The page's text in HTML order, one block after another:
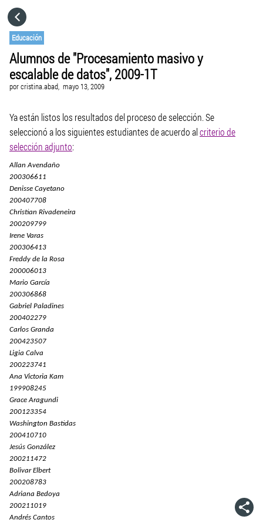
Educación
Alumnos de "Procesamiento masivo y
escalable de datos", 2009-1T
porcristina.abad, mayo 13, 2009
Ya están listos los resultados del proceso de selección. Se
seleccionó a los siguientes estudiantes de acuerdo alcriterio de
selección adjunto:
Allan Avendaño
200306611
Denisse Cayetano
200407708
Christian Rivadeneira
200209799
Irene Varas
200306413
Freddy de la Rosa
200006013
Mario García
200306868
Gabriel Paladines
200402279
Carlos Granda
200423507
Ligia Calva
200223741
Ana Victoria Kam
199908245
Grace Aragundi
200123354
Washington Bastidas
200410710
Jesús González
200211472
Bolivar Elbert
200208783
Adriana Bedoya
200211019
Andrés Cantos
CATEGORÍAS
VISITA EL SITIO WEB